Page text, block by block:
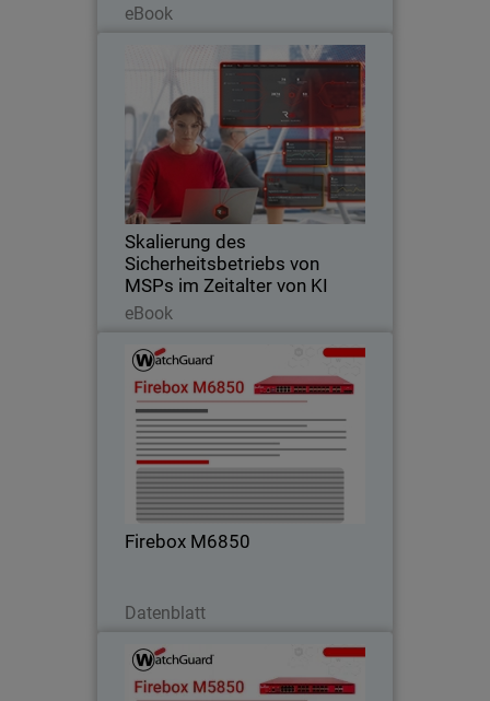
eBook
Skalierung des
Sicherheitsbetriebs von
MSPs im Zeitalter von KI
eBook
Skalierung des
Sicherheitsbetriebs von MSPs
im Zeitalter von KI
Body
Erfahren Sie, wie KI-native
Sicherheitsoperationen MSPs helfen,
Cybersicherheitsdienste zu skalieren,
Kosten zu reduzieren und KI-
Bedrohungen abzuwehren.
Lesen Sie jetzt
Firebox M6850
Datenblatt
Firebox M6850
Maximale Leistungsreserven für
Rechenzentrumsrandbereiche und
hochdichte Netzwerke werden durch
integrierte 25G-, 50G- und 100G-
Konnektivität erzielt.
Firebox M5850